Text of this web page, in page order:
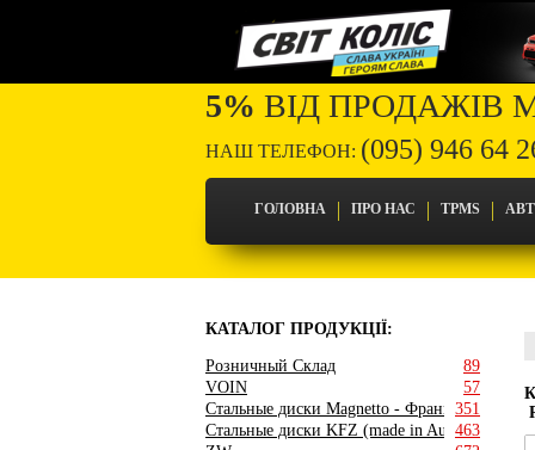
5% ВІД ПРОДАЖІВ
НАШ ТЕЛЕФОН: (095) 946 64
ГОЛОВНА ПРО НАС TPMS
КАТАЛОГ ПРОДУКЦІЇ:
Розничный Склад
89
VOIN
57
Стальные диски Magnetto - Франция351
Стальные диски KFZ (made in Austria)
463